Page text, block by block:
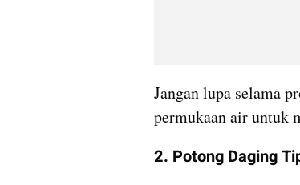
Jangan lupa selama
permukaan air untuk
2. Potong Daging